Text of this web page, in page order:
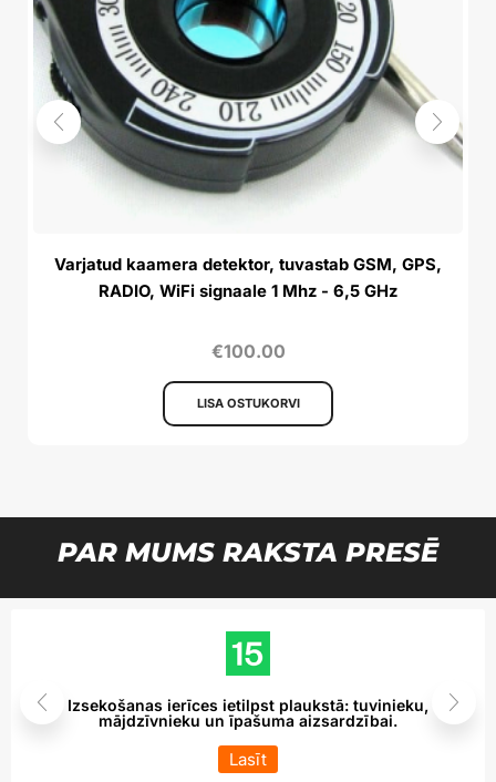
Varjatud kaamera detektor, tuvastab GSM, GPS,
RADIO, WiFi signaale 1 Mhz - 6,5 GHz
€100.00
LISA OSTUKORVI
PAR MUMS RAKSTA PRESĒ
Izsekošanas ierīces ietilpst plaukstā: tuvinieku,
mājdzīvnieku un īpašuma aizsardzībai.
Lasīt